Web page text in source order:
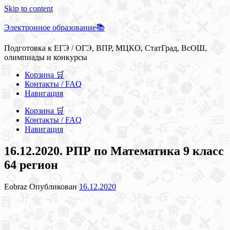
Skip to content
Электронное образование📚
Подготовка к ЕГЭ / ОГЭ, ВПР, МЦКО, СтатГрад, ВсОШ,
олимпиады и конкурсы
Корзина 🛒
Контакты / FAQ
Навигация
Корзина 🛒
Контакты / FAQ
Навигация
16.12.2020. РПР по Математика 9 класс
64 регион
Eobraz Опубликован 16.12.2020